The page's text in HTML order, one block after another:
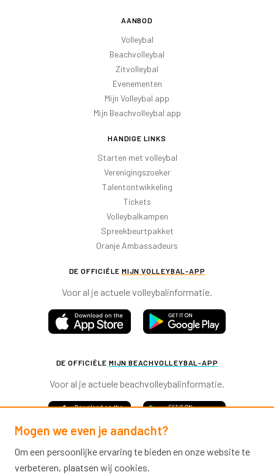
AANBOD
Volleybal
Beachvolleybal
Zitvolleybal
Evenementen
Mijn Volleybal app
Mijn Beachvolleybal app
HANDIGE LINKS
Starten met volleybal
Verenigingszoeker
Talentontwikkeling
Tickets
Volleybalkampen
Spreekbeurtpakket
Oranje Ambassadeurs
DE OFFICIËLE MIJN VOLLEYBAL-APP
Voor al je actuele volleybalinformatie.
DE OFFICIËLE MIJN BEACHVOLLEYBAL-APP
Voor al je actuele beachvolleybalinformatie.
Mogen we even je aandacht?
Om een persoonlijke ervaring te bieden en onze website te
verbeteren, plaatsen wij cookies.